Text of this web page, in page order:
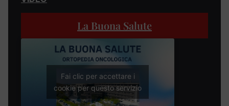
La Buona Salute
Fai clic per accettare i
cookie per questo servizio